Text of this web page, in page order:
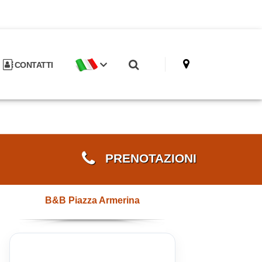
CONTATTI
PRENOTAZIONI
B&B Piazza Armerina